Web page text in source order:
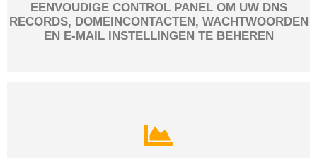
EENVOUDIGE CONTROL PANEL OM UW DNS
RECORDS, DOMEINCONTACTEN, WACHTWOORDEN
EN E-MAIL INSTELLINGEN TE BEHEREN